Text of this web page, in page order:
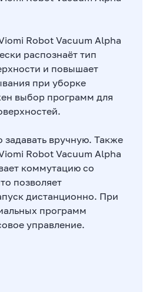
Robot Vacuum Alpha
распознаёт тип
и повышает
при уборке
выбор программ для
вручную. Также
Robot Vacuum Alpha
коммутацию со
позволяет
дистанционно. При
программ
управление.